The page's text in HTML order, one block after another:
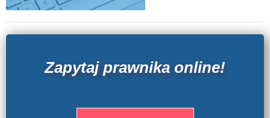
Zapytaj prawnika online!